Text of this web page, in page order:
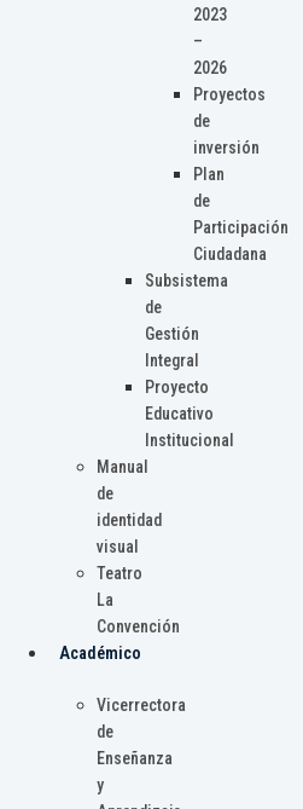
2023
–
2026
Proyectos
de
inversión
Plan
de
Participación
Ciudadana
Subsistema
de
Gestión
Integral
Proyecto
Educativo
Institucional
Manual
de
identidad
visual
Teatro
La
Convención
Académico
Vicerrectora
de
Enseñanza
y